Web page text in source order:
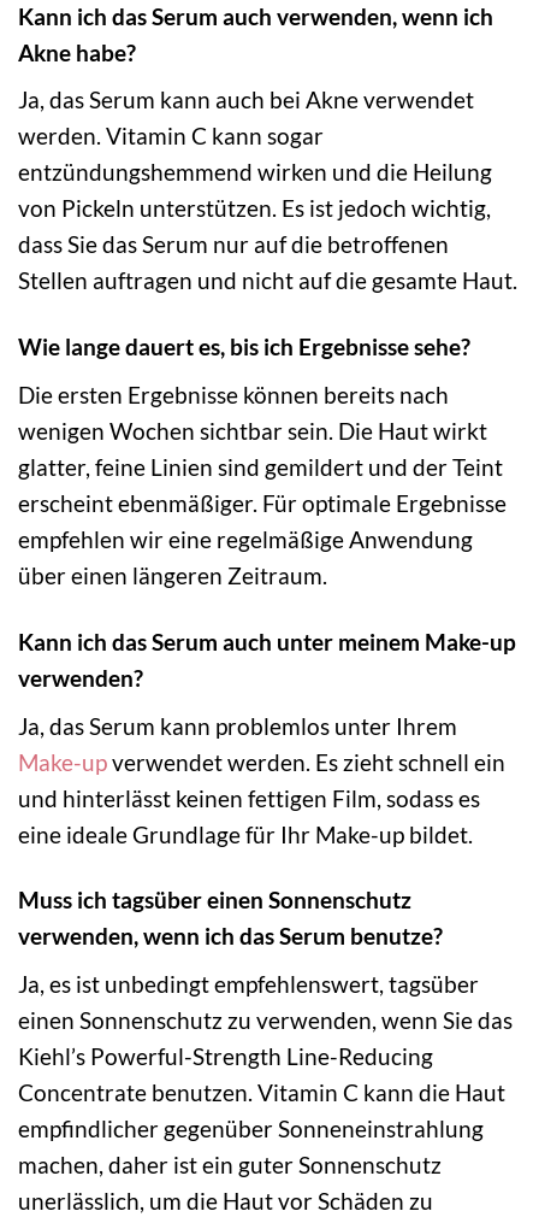
Kann ich das Serum auch verwenden, wenn ich
Akne habe?
Ja, das Serum kann auch bei Akne verwendet
werden. Vitamin C kann sogar
entzündungshemmend wirken und die Heilung
von Pickeln unterstützen. Es ist jedoch wichtig,
dass Sie das Serum nur auf die betroffenen
Stellen auftragen und nicht auf die gesamte Haut.
Wie lange dauert es, bis ich Ergebnisse sehe?
Die ersten Ergebnisse können bereits nach
wenigen Wochen sichtbar sein. Die Haut wirkt
glatter, feine Linien sind gemildert und der Teint
erscheint ebenmäßiger. Für optimale Ergebnisse
empfehlen wir eine regelmäßige Anwendung
über einen längeren Zeitraum.
Kann ich das Serum auch unter meinem Make-up
verwenden?
Ja, das Serum kann problemlos unter Ihrem
Make-upverwendet werden. Es zieht schnell ein
und hinterlässt keinen fettigen Film, sodass es
eine ideale Grundlage für Ihr Make-up bildet.
Muss ich tagsüber einen Sonnenschutz
verwenden, wenn ich das Serum benutze?
Ja, es ist unbedingt empfehlenswert, tagsüber
einen Sonnenschutz zu verwenden, wenn Sie das
Kiehl’s Powerful-Strength Line-Reducing
Concentrate benutzen. Vitamin C kann die Haut
empfindlicher gegenüber Sonneneinstrahlung
machen, daher ist ein guter Sonnenschutz
unerlässlich, um die Haut vor Schäden zu